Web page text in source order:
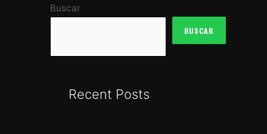
Buscar
BUSCAR
Recent Posts